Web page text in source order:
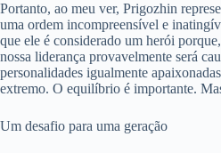
Portanto, ao meu ver, Prigozhin
uma ordem incompreensível e
que ele é considerado um herói
nossa liderança provavelmente será
personalidades igualmente
extremo. O equilíbrio é importante.
Um desafio para uma geração